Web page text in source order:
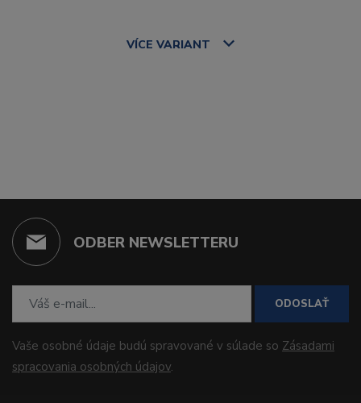
VÍCE VARIANT
ODBER NEWSLETTERU
ODOSLAŤ
Vaše osobné údaje budú spravované v súlade so Zásadami
spracovania osobných údajov.